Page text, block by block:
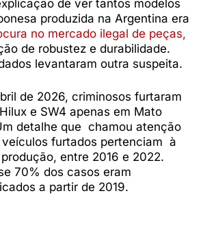
de ver tantos modelos
produzida na Argentina era
no mercado ilegal de peças,
de robustez e durabilidade.
levantaram outra suspeita.
de 2026, criminosos furtaram
e SW4 apenas em Mato
detalhe que chamou atenção
furtados pertenciam à
entre 2016 e 2022.
70% dos casos eram
a partir de 2019.